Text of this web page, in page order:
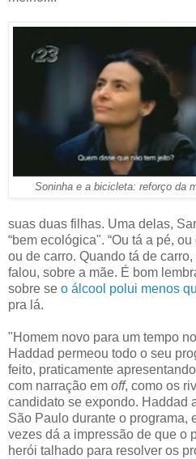
Soninha e a bicicleta: reforço da
suas duas filhas. Uma delas,
“bem ecológica". “Ou tá a pé,
ou de carro. Quando tá de
falou, sobre a mãe. É bom
sobre se o álcool polui menos
pra lá.
"Homem novo para um tempo
Haddad permeou todo o seu
feito, praticamente
com narração em off, como os
candidato se expondo. Haddad
São Paulo durante o programa,
vezes dá a impressão de que o
herói talhado para resolver os